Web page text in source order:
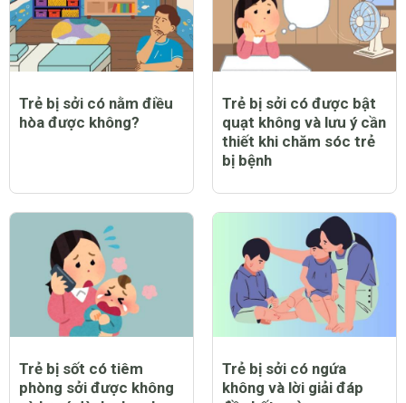
Trẻ bị sởi có nằm điều
hòa được không?
Trẻ bị sởi có được bật
quạt không và lưu ý cần
thiết khi chăm sóc trẻ
bị bệnh
Trẻ bị sốt có tiêm
phòng sởi được không
Trẻ bị sởi có ngứa
không và lời giải đáp